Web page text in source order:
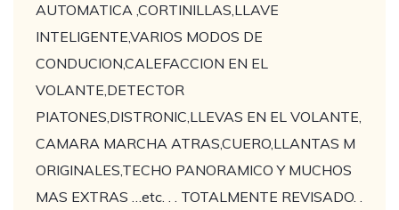
AUTOMATICA ,CORTINILLAS,LLAVE
INTELIGENTE,VARIOS MODOS DE
CONDUCION,CALEFACCION EN EL
VOLANTE,DETECTOR
PIATONES,DISTRONIC,LLEVAS EN EL VOLANTE,
CAMARA MARCHA ATRAS,CUERO,LLANTAS M
ORIGINALES,TECHO PANORAMICO Y MUCHOS
MAS EXTRAS …etc. . . TOTALMENTE REVISADO. .